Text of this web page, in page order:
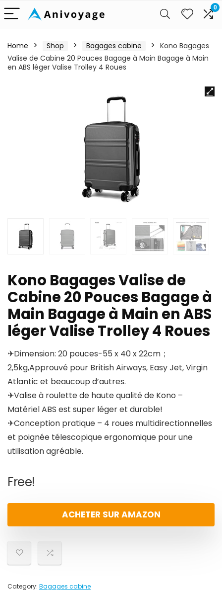
0
Home Shop Bagages cabine
Kono Bagages
Valise de Cabine 20 Pouces Bagage à Main Bagage à Main
en ABS léger Valise Trolley 4 Roues
Kono Bagages Valise de
Cabine 20 Pouces Bagage à
Main Bagage à Main en ABS
léger Valise Trolley 4 Roues
✈Dimension: 20 pouces-55 x 40 x 22cm；
2,5kg,Approuvé pour British Airways, Easy Jet, Virgin
Atlantic et beaucoup d’autres.
✈Valise à roulette de haute qualité de Kono –
Matériel ABS est super léger et durable!
✈Conception pratique – 4 roues multidirectionnelles
et poignée télescopique ergonomique pour une
utilisation agréable.
Free!
ACHETER SUR AMAZON
Category: Bagages cabine